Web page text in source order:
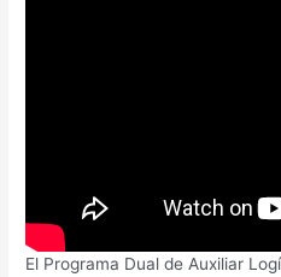
El Programa Dual de Auxiliar